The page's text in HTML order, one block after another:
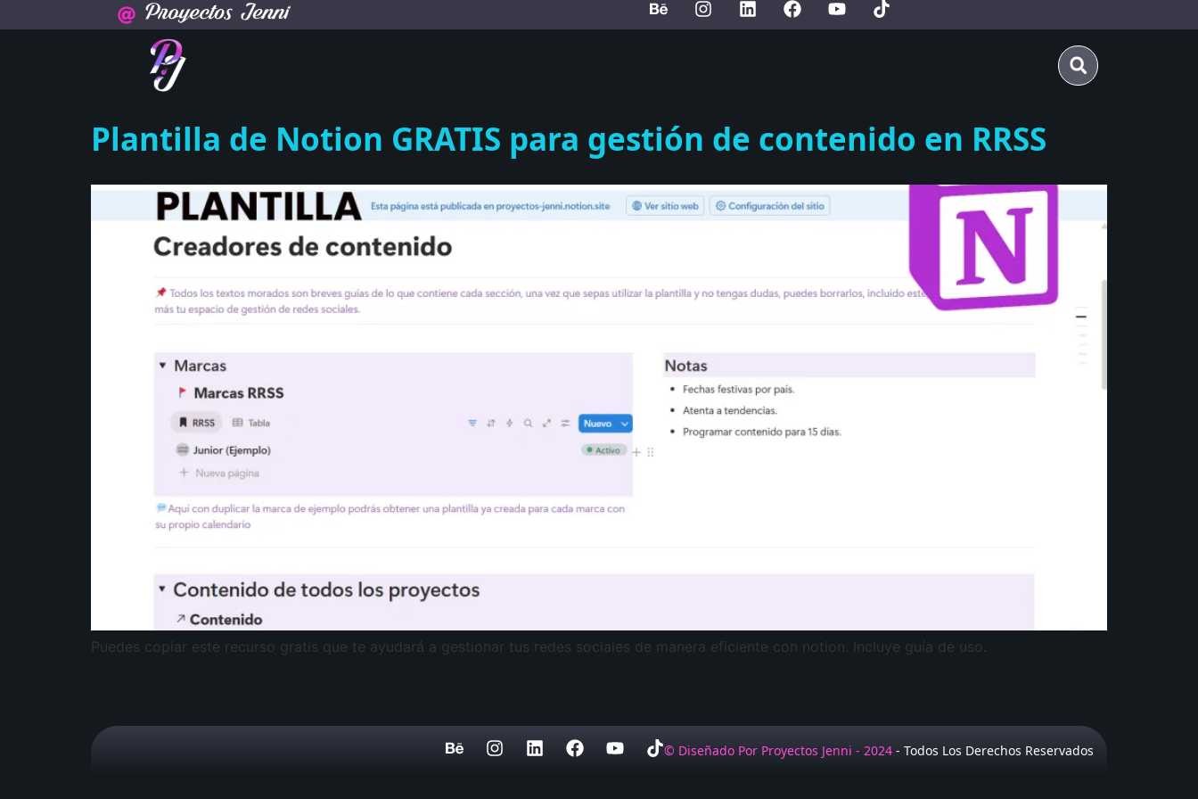
Plantilla de Notion GRATIS para gestión de contenido en RRSS
Puedes copiar este recurso gratis que te ayudará a gestionar tus redes sociales de manera eficiente con notion. Incluye guía de uso.
© Diseñado Por Proyectos Jenni - 2024 - Todos Los Derechos Reservados